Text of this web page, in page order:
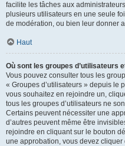
facilite les tâches aux
plusieurs utilisateurs en une seule
de modération, ou bien leur donner
Haut
Où sont les groupes d’utilisateurs
Vous pouvez consulter tous les
« Groupes d’utilisateurs » depuis le
vous souhaitez en rejoindre un,
tous les groupes d’utilisateurs ne
Certains peuvent nécessiter une
d’autres peuvent même être
rejoindre en cliquant sur le bouton
une approbation, vous devez